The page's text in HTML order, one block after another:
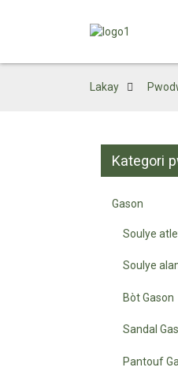
Lakay
Kategori
Gason
Soulye
Soulye
Bòt Gason
Sandal
Pantouf